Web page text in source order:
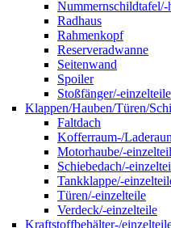
Nummernschildtafel/-
Radhaus
Rahmenkopf
Reserveradwanne
Seitenwand
Spoiler
Stoßfänger/-einzelteile
Klappen/Hauben/Türen/
Faltdach
Kofferraum-/
Motorhaube/-
Schiebedach/-
Tankklappe/-
Türen/-einzelteile
Verdeck/-einzelteile
Kraftstoffbehälter-/